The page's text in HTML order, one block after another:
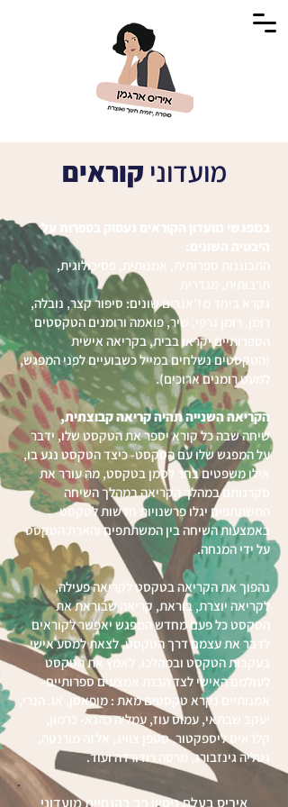
מועדוניקוראים
במפגשי מועדון הקוראים נעסוק בספרות על
היבטיה השונים:
התבוננות ספרותית, אמנותית, פסיכולוגית,
תרבותית, מגדרית
נקרא ביחד מז'אנרים שונים: סיפור קצר, נובלה,
רומן, רומן גרפי, שיר, פואמה ורומנים הטקסטים
הספרותיים יקראו בבית, בקריאה אישית
(הטקסטים נשלחים במייל כשבועיים לפני המפגש,
למעט רומנים ארוכים).
הקריאה השנייה תהיה קריאה קבוצתית,
שיחה שבה כל קורא יספר את הטקסט שלו, ידבר
על המפגש שלו עם הטקסט- כיצד הטקסט נגע בו,
אילו משפטים בחר לסמן בטקסט, מה עורר את
סקרנותם במהלך הקריאה במהלך השיחה
המשתתפים יגלו פרשנויות חדשות לטקסט
באמצעות השיחה בין המשתתפים והארת הטקסט
על ידי המנחה.
נהפוך את הקריאה בטקסט לקריאה פעילה,
לקריאה יוצרת, בוראת, קריאה שבוראת את
הטקסט כל פעם מחדש המפגש יאפשר לקוראים
לדבר את עצמם דרך הטקסט, לצאת למסע אישי
בעקבות הטקסט ובמהלכו, לאמץ את הטקסט
לעולמם האישי לצד הבנת אמצעים ספרותיים-
אמנותיים נקרא טקסטים מאת : מופאסן, או. הנרי,
יעקב שבתאי, עמוס עוז, עמליה כהנא- כרמון,
קלראיס ליספקטור, סטפן צוויג, אלזה מורנטה,
נטליה גינזבורג, מרסה רודורדה ועוד.
איריס בעלת ניסיון רב בהנחיית מועדוני